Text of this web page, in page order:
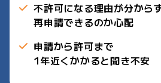
不許可になる理由が分からず
再申請できるのか心配
申請から許可まで
1年近くかかると聞き不安